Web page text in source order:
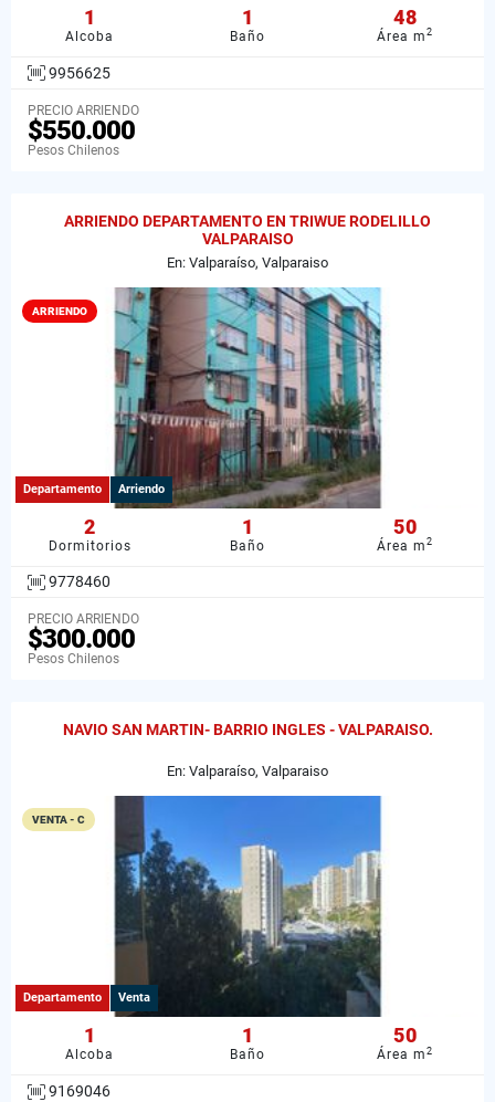
1
Alcoba
1
Baño
48
Área m2
9956625
PRECIO ARRIENDO
$550.000
Pesos Chilenos
ARRIENDO DEPARTAMENTO EN TRIWUE RODELILLO
VALPARAISO
En: Valparaíso, Valparaiso
ARRIENDO
Departamento Arriendo
2
Dormitorios
1
Baño
50
Área m2
9778460
PRECIO ARRIENDO
$300.000
Pesos Chilenos
NAVIO SAN MARTIN- BARRIO INGLES - VALPARAISO.
En: Valparaíso, Valparaiso
VENTA - C
Departamento Venta
1
Alcoba
1
Baño
50
Área m2
9169046